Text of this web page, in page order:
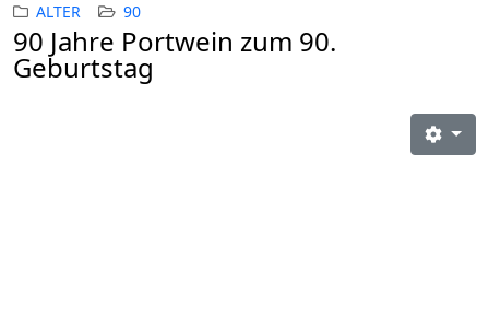
ALTER 90
90 Jahre Portwein zum 90.
Geburtstag